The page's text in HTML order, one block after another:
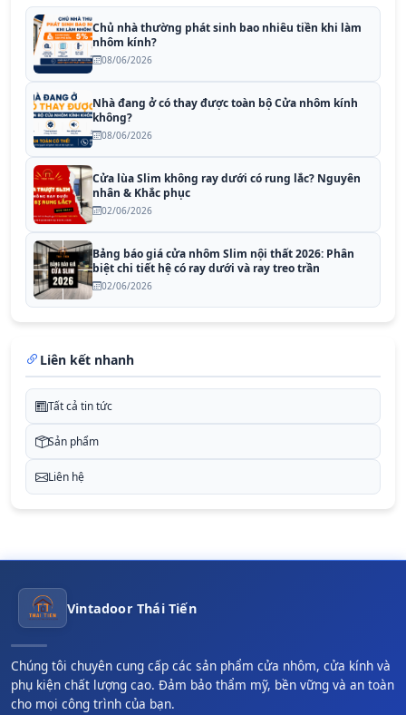
Chủ nhà thường phát sinh bao nhiêu tiền khi làm
nhôm kính?
08/06/2026
Nhà đang ở có thay được toàn bộ Cửa nhôm kính
không?
08/06/2026
Cửa lùa Slim không ray dưới có rung lắc? Nguyên
nhân & Khắc phục
02/06/2026
Bảng báo giá cửa nhôm Slim nội thất 2026: Phân
biệt chi tiết hệ có ray dưới và ray treo trần
02/06/2026
Liên kết nhanh
Tất cả tin tức
Sản phẩm
Liên hệ
Vintadoor Thái Tiến
Chúng tôi chuyên cung cấp các sản phẩm cửa nhôm, cửa kính và
phụ kiện chất lượng cao. Đảm bảo thẩm mỹ, bền vững và an toàn
cho mọi công trình của bạn.